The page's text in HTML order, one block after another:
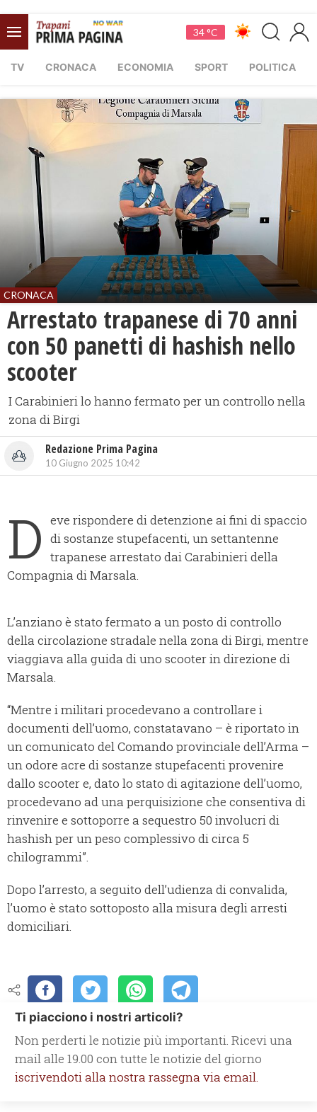
34 °C
TV CRONACA ECONOMIA SPORT POLITICA
CRONACA
​Arrestato trapanese di 70 anni
con 50 panetti di hashish nello
scooter
I Carabinieri lo hanno fermato per un controllo nella
zona di Birgi
Redazione Prima Pagina
10 Giugno 2025 10:42
D eve rispondere di detenzione ai fini di spaccio
di sostanze stupefacenti, un settantenne
trapanese arrestato dai Carabinieri della
Compagnia di Marsala.
L’anziano è stato fermato a un posto di controllo
della circolazione stradale nella zona di Birgi, mentre
viaggiava alla guida di uno scooter in direzione di
Marsala.
“Mentre i militari procedevano a controllare i
documenti dell’uomo, constatavano – è riportato in
un comunicato del Comando provinciale dell’Arma –
un odore acre di sostanze stupefacenti provenire
dallo scooter e, dato lo stato di agitazione dell’uomo,
procedevano ad una perquisizione che consentiva di
rinvenire e sottoporre a sequestro 50 involucri di
hashish per un peso complessivo di circa 5
chilogrammi”.
Dopo l’arresto, a seguito dell’udienza di convalida,
l’uomo è stato sottoposto alla misura degli arresti
domiciliari.
Ti piacciono i nostri articoli?
Non perderti le notizie più importanti. Ricevi una
mail alle 19.00 con tutte le notizie del giorno
iscrivendoti alla nostra rassegna via email.